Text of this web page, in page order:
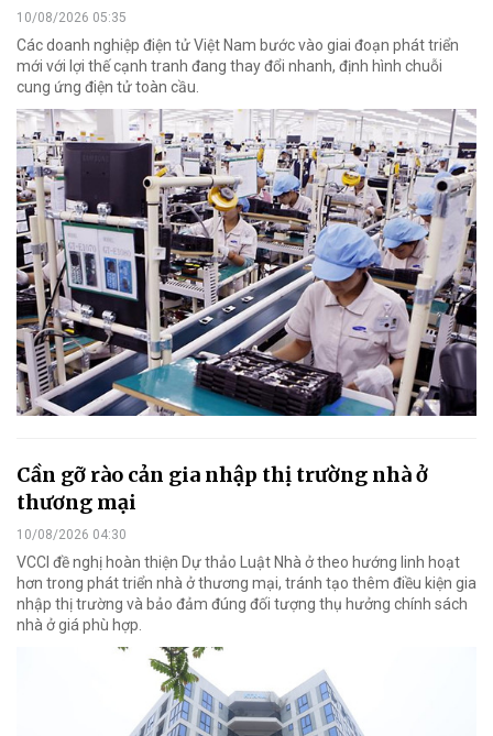
10/08/2026 05:35
Các doanh nghiệp điện tử Việt Nam bước vào giai đoạn phát triển
mới với lợi thế cạnh tranh đang thay đổi nhanh, định hình chuỗi
cung ứng điện tử toàn cầu.
Cần gỡ rào cản gia nhập thị trường nhà ở
thương mại
10/08/2026 04:30
VCCI đề nghị hoàn thiện Dự thảo Luật Nhà ở theo hướng linh hoạt
hơn trong phát triển nhà ở thương mại, tránh tạo thêm điều kiện gia
nhập thị trường và bảo đảm đúng đối tượng thụ hưởng chính sách
nhà ở giá phù hợp.